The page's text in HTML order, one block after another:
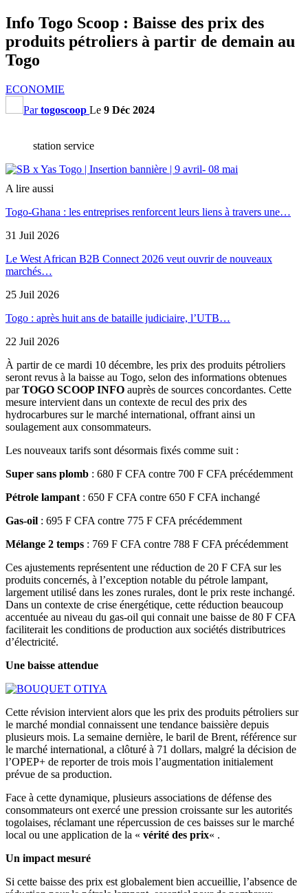
Info Togo Scoop : Baisse des prix des
produits pétroliers à partir de demain au
Togo
ECONOMIE
Partogoscoop Le 9 Déc 2024
station service
A lire aussi
Togo-Ghana : les entreprises renforcent leurs liens à travers une…
31 Juil 2026
Le West African B2B Connect 2026 veut ouvrir de nouveaux
marchés…
25 Juil 2026
Togo : après huit ans de bataille judiciaire, l’UTB…
22 Juil 2026
À partir de ce mardi 10 décembre, les prix des produits pétroliers
seront revus à la baisse au Togo, selon des informations obtenues
parTOGO SCOOP INFO auprès de sources concordantes. Cette
mesure intervient dans un contexte de recul des prix des
hydrocarbures sur le marché international, offrant ainsi un
soulagement aux consommateurs.
Les nouveaux tarifs sont désormais fixés comme suit :
Super sans plomb : 680 F CFA contre 700 F CFA précédemment
Pétrole lampant : 650 F CFA contre 650 F CFA inchangé
Gas-oil : 695 F CFA contre 775 F CFA précédemment
Mélange 2 temps : 769 F CFA contre 788 F CFA précédemment
Ces ajustements représentent une réduction de 20 F CFA sur les
produits concernés, à l’exception notable du pétrole lampant,
largement utilisé dans les zones rurales, dont le prix reste inchangé.
Dans un contexte de crise énergétique, cette réduction beaucoup
accentuée au niveau du gas-oil qui connait une baisse de 80 F CFA
faciliterait les conditions de production aux sociétés distributrices
d’électricité.
Une baisse attendue
Cette révision intervient alors que les prix des produits pétroliers sur
le marché mondial connaissent une tendance baissière depuis
plusieurs mois. La semaine dernière, le baril de Brent, référence sur
le marché international, a clôturé à 71 dollars, malgré la décision de
l’OPEP+ de reporter de trois mois l’augmentation initialement
prévue de sa production.
Face à cette dynamique, plusieurs associations de défense des
consommateurs ont exercé une pression croissante sur les autorités
togolaises, réclamant une répercussion de ces baisses sur le marché
local ou une application de la « vérité des prix« .
Un impact mesuré
Si cette baisse des prix est globalement bien accueillie, l’absence de